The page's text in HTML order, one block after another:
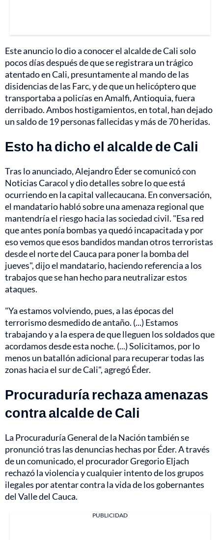
Este anuncio lo dio a conocer el alcalde de Cali solo
pocos días después de que se registrara un trágico
atentado en Cali, presuntamente al mando de las
disidencias de las Farc, y de que un helicóptero que
transportaba a policías en Amalfi, Antioquia, fuera
derribado. Ambos hostigamientos, en total, han dejado
un saldo de 19 personas fallecidas y más de 70 heridas.
Esto ha dicho el alcalde de Cali
Tras lo anunciado, Alejandro Éder se comunicó con
Noticias Caracol y dio detalles sobre lo que está
ocurriendo en la capital vallecaucana. En conversación,
el mandatario habló sobre una amenaza regional que
mantendría el riesgo hacia las sociedad civil. "Esa red
que antes ponía bombas ya quedó incapacitada y por
eso vemos que esos bandidos mandan otros terroristas
desde el norte del Cauca para poner la bomba del
jueves", dijo el mandatario, haciendo referencia a los
trabajos que se han hecho para neutralizar estos
ataques.
"Ya estamos volviendo, pues, a las épocas del
terrorismo desmedido de antaño. (...) Estamos
trabajando y a la espera de que lleguen los soldados que
acordamos desde esta noche. (...) Solicitamos, por lo
menos un batallón adicional para recuperar todas las
zonas hacia el sur de Cali", agregó Éder.
Procuraduría rechaza amenazas
contra alcalde de Cali
La Procuraduría General de la Nación también se
pronunció tras las denuncias hechas por Éder. A través
de un comunicado, el procurador Gregorio Eljach
rechazó la violencia y cualquier intento de los grupos
ilegales por atentar contra la vida de los gobernantes
del Valle del Cauca.
PUBLICIDAD